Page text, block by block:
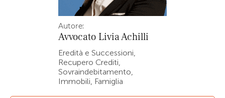
Autore:
Avvocato Livia Achilli
Eredità e Successioni,
Recupero Crediti,
Sovraindebitamento,
Immobili, Famiglia